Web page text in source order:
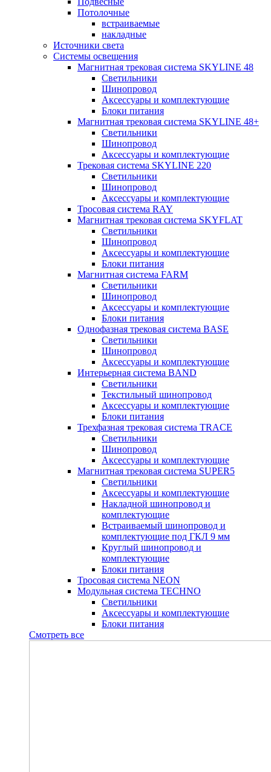
Потолочные
встраиваемые
накладные
Источники света
Системы освещения
Магнитная трековая система SKYLINE 48
Светильники
Шинопровод
Аксессуары и комплектующие
Блоки питания
Магнитная трековая система SKYLINE 48+
Светильники
Шинопровод
Аксессуары и комплектующие
Трековая система SKYLINE 220
Светильники
Шинопровод
Аксессуары и комплектующие
Тросовая система RAY
Магнитная трековая система SKYFLAT
Светильники
Шинопровод
Аксессуары и комплектующие
Блоки питания
Магнитная система FARM
Светильники
Шинопровод
Аксессуары и комплектующие
Блоки питания
Однофазная трековая система BASE
Светильники
Шинопровод
Аксессуары и комплектующие
Интерьерная система BAND
Светильники
Текстильный шинопровод
Аксессуары и комплектующие
Блоки питания
Трехфазная трековая система TRACE
Светильники
Шинопровод
Аксессуары и комплектующие
Магнитная трековая система SUPER5
Светильники
Аксессуары и комплектующие
Накладной шинопровод и
комплектующие
Встраиваемый шинопровод и
комплектующие под ГКЛ 9 мм
Круглый шинопровод и
комплектующие
Блоки питания
Тросовая система NEON
Модульная система TECHNO
Светильники
Аксессуары и комплектующие
Блоки питания
Смотреть все